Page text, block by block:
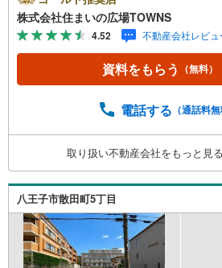
うな住宅街が形成される傾向に
ト用地は、周辺環境も好条件で
面積は583平米（公簿）でござい
1:00】人気物件は特にお問い合
めにお電話下さい。「室内・現
も承っております。○住宅ロー
豊富なスタッフが親身になって
介させて頂きます！ /他社様掲載
すのでお気軽にお問い合わせ下
ので、お車でのお越しも大歓迎
株式会社住まいの広場TOWNS
4.52 不動産会社レビ
資料をもらう （無料）
電話する （通話料無
取り扱い不動産会社をもっと見
八王子市散田町5丁目